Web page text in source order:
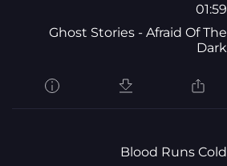
01:59
Ghost Stories - Afraid Of The
Dark
Blood Runs Cold